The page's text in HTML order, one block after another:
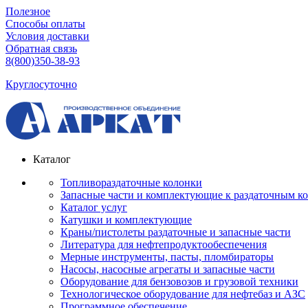
Полезное
Способы оплаты
Условия доставки
Обратная связь
8(800)350-38-93
Круглосуточно
Каталог
Топливораздаточные колонки
Запасные части и комплектующие к раздаточным
Каталог услуг
Катушки и комплектующие
Краны/пистолеты раздаточные и запасные части
Литература для нефтепродуктообеспечения
Мерные инструменты, пасты, пломбираторы
Насосы, насосные агрегаты и запасные части
Оборудование для бензовозов и грузовой техники
Технологическое оборудование для нефтебаз и АЗС